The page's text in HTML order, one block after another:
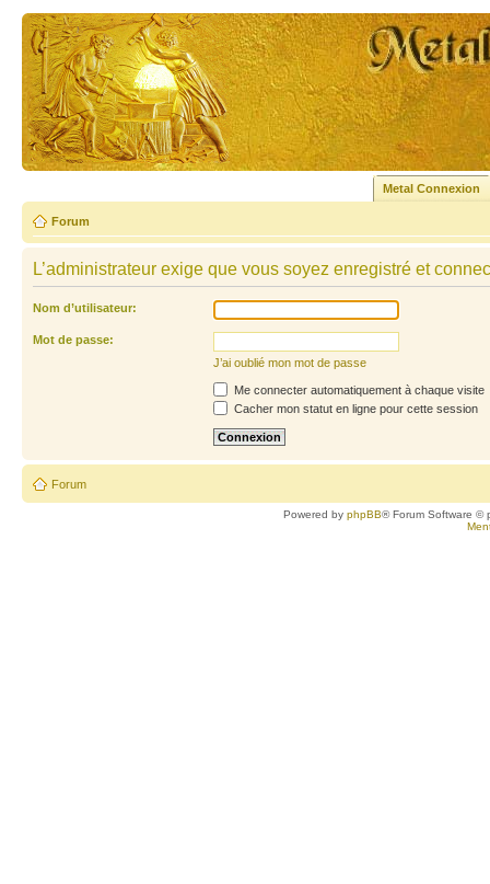
Metal Connexion
Forum
L’administrateur exige que vous soyez enregistré et
Nom d’utilisateur:
Mot de passe:
J’ai oublié mon mot de passe
Me connecter automatiquement à chaque visite
Cacher mon statut en ligne pour cette session
Forum
Powered byphpBB® Forum Software ©